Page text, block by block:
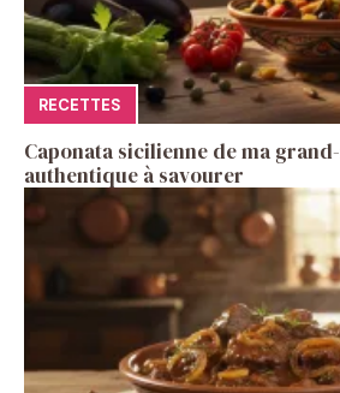
RECETTES
Caponata sicilienne de ma
authentique à savourer